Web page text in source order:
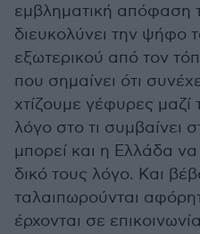
εμβληματική απόφαση
διευκολύνει την ψήφο
εξωτερικού από τον
που σημαίνει ότι
χτίζουμε γέφυρες
λόγο στο τι συμβαίνει
μπορεί και η Ελλάδα
δικό τους λόγο. Και
ταλαιπωρούνται
έρχονται σε